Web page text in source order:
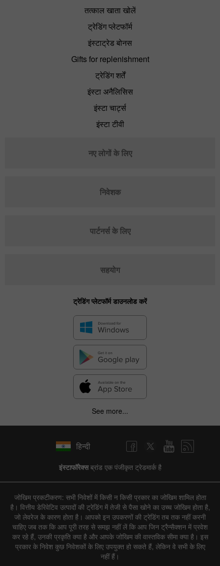
तत्काल खाता खोलें
ट्रेडिंग प्लेटफॉर्म
इंस्टाट्रेड बोनस
Gifts for replenishment
ट्रेडिंग शर्तें
इंस्टा अनैलिसिस
इंस्टा चार्ट्स
इंस्टा टीवी
नए लोगों के लिए
निवेशक
पार्टनर्स के लिए
सहयोग
ट्रेडिंग प्लेटफॉर्म डाउनलोड करें
See more...
हिन्दी
इंस्टाफॉरेक्सब्रांड एक पंजीकृत ट्रेडमार्क है
जोखिम प्रकटीकरण: सभी निवेशों में किसी न किसी प्रकार का जोखिम शामिल होता
है। वित्तीय डेरिवेटिव उत्पादों की ट्रेडिंग में तेजी से पैसा खोने का उच्च जोखिम होता है,
जो लेवरेज के कारण होता है। आपको इन उपकरणों की ट्रेडिंग तब तक नहीं करनी
चाहिए जब तक कि आप पूरी तरह से समझ नहीं लें कि आप जिन ट्रैन्सैक्शन में प्रवेश
कर रहे हैं, उनकी प्रकृति क्या है और आपके जोखिम की वास्तविक सीमा क्या है। इस
प्रकार के निवेश कुछ निवेशकों के लिए उपयुक्त हो सकते हैं, लेकिन वे सभी के लिए
नहीं हैं।